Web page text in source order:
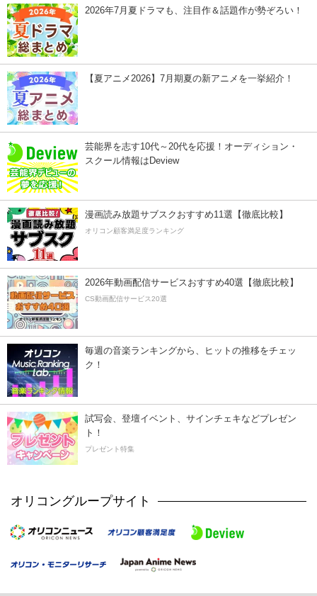
2026年7月夏ドラマも、注目作＆話題作が勢ぞろい！
【夏アニメ2026】7月期夏の新アニメを一挙紹介！
芸能界を志す10代～20代を応援！オーディション・
スクール情報はDeview
漫画読み放題サブスクおすすめ11選【徹底比較】
オリコン顧客満足度ランキング
2026年動画配信サービスおすすめ40選【徹底比較】
CS動画配信サービス20選
毎週の音楽ランキングから、ヒットの推移をチェッ
ク！
試写会、登壇イベント、サインチェキなどプレゼン
ト！
プレゼント特集
オリコングループサイト